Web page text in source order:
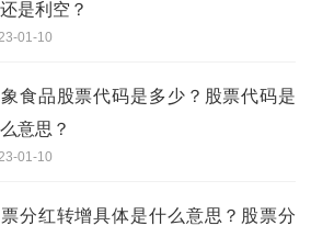
是利空？
01-10
食品股票代码是多少？股票代码是
意思？
01-10
票分红转增具体是什么意思？股票分